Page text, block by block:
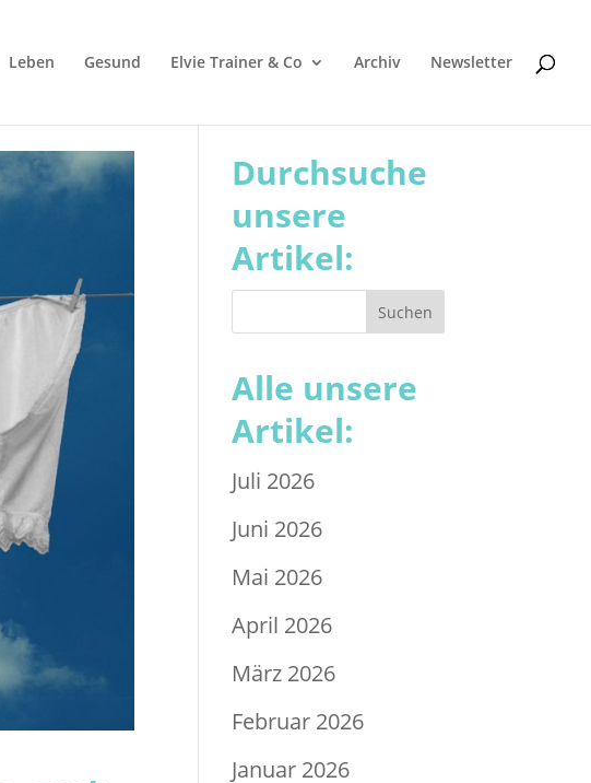
Leben Gesund Elvie Trainer & Co Archiv Newsletter
Durchsuche
unsere
Artikel:
Alle unsere
Artikel:
Juli 2026
Juni 2026
Mai 2026
April 2026
März 2026
Februar 2026
Januar 2026